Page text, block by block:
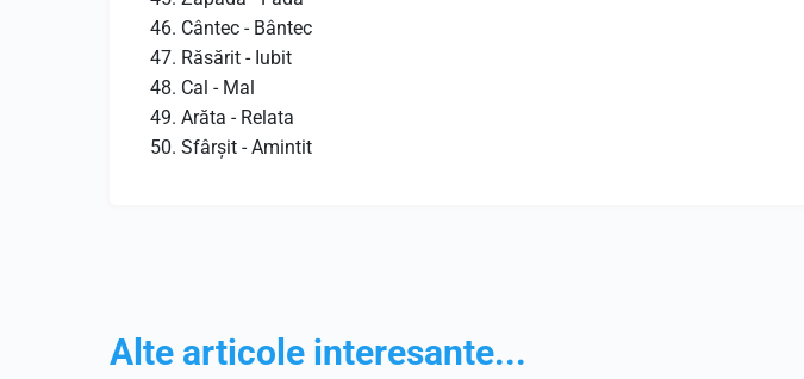
Cântec - Bântec
Răsărit - Iubit
Cal - Mal
Arăta - Relata
Sfârșit - Amintit
Alte articole interesante...